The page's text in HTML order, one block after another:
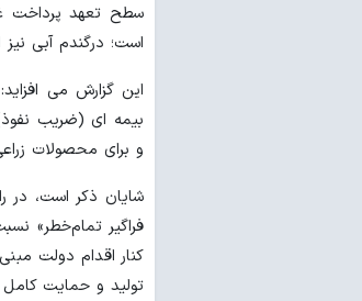
است؛ درگندم آبی نیز این میزان
این گزارش می
و برای محصولات زراعی معادل ۶۵ درصد در نظر گرفته که این امر
شایان ذکر است، در
تولید و حمایت کامل